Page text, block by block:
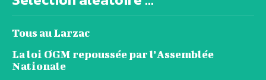
Tous au Larzac
La loi OGM repoussée par l’Assemblée
Nationale